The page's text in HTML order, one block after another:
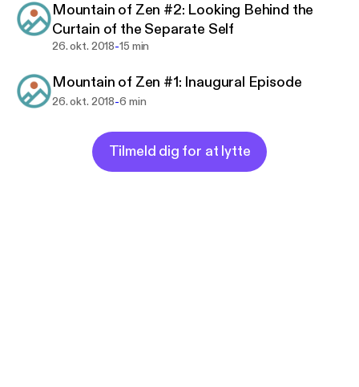
Mountain of Zen #2: Looking Behind the
Curtain of the Separate Self
26. okt. 2018-15 min
Mountain of Zen #1: Inaugural Episode
26. okt. 2018-6 min
Tilmeld dig for at lytte